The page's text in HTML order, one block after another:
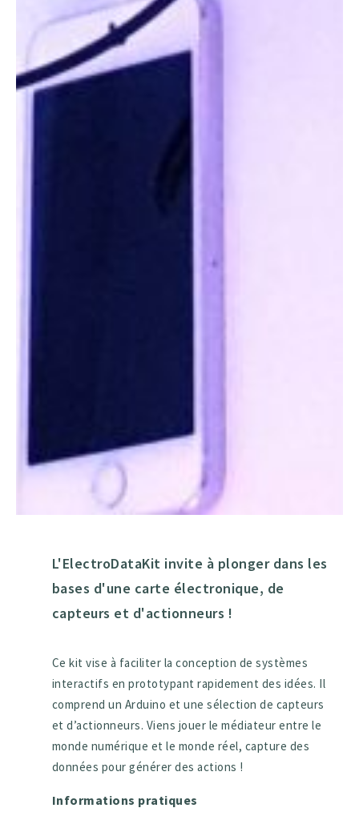
L'ElectroDataKit invite à plonger dans les
bases d'une carte électronique, de
capteurs et d'actionneurs !
Ce kit vise à faciliter la conception de systèmes
interactifs en prototypant rapidement des idées. Il
comprend un Arduino et une sélection de capteurs
et d’actionneurs. Viens jouer le médiateur entre le
monde numérique et le monde réel, capture des
données pour générer des actions !
Informations pratiques